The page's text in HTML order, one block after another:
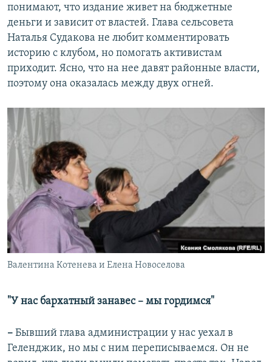
понимают, что издание живет на бюджетные
деньги и зависит от властей. Глава сельсовета
Наталья Судакова не любит комментировать
историю с клубом, но помогать активистам
приходит. Ясно, что на нее давят районные власти,
поэтому она оказалась между двух огней.
Валентина Котенева и Елена Новоселова
"У нас бархатный занавес – мы гордимся"
– Бывший глава администрации у нас уехал в
Геленджик, но мы с ним переписываемся. Он не